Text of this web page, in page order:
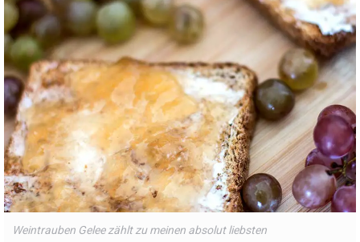
Weintrauben Gelee zählt zu meinen absolut liebsten